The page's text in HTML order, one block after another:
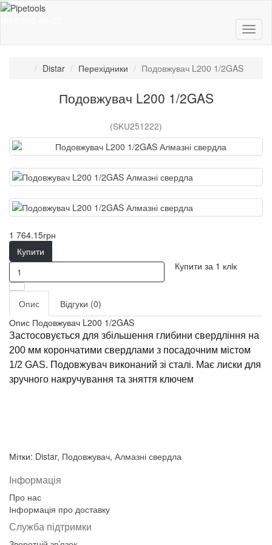
Distar Перехідники Подовжувач L200 1/2GAS
Подовжувач L200 1/2GAS
(SKU251222)
1 764.15грн
Купити
Купити за 1 клiк
Опис
Відгуки (0)
Опис Подовжувач L200 1/2GAS
Застосовується для збільшення глибини свердління на
200 мм корончатими свердлами з посадочним містом
1/2 GAS. Подовжувач виконаний зі сталі. Має лиски для
зручного накручування та зняття ключем
Мітки: Distar, Подовжувач, Алмазні свердла
Інформація
Про нас
Інформація про доставку
Служба підтримки